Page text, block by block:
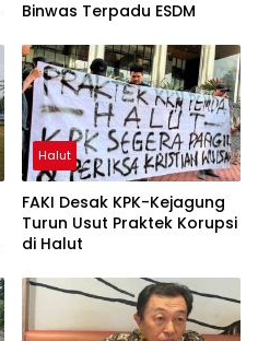
Binwas Terpadu ESDM
Halut
FAKI Desak KPK-Kejagung
Turun Usut Praktek Korupsi
di Halut